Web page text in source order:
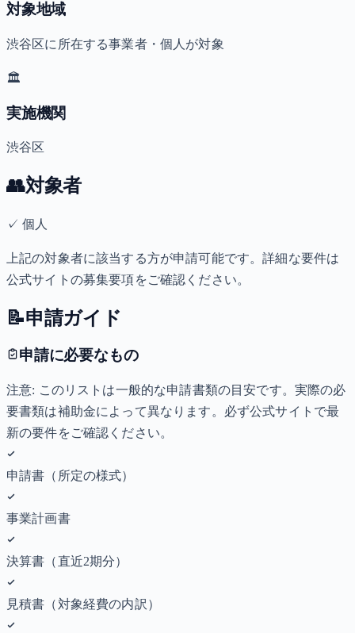
対象地域
渋谷区に所在する事業者・個人が対象
🏛️
実施機関
渋谷区
👥対象者
✓個人
上記の対象者に該当する方が申請可能です。詳細な要件は
公式サイトの募集要項をご確認ください。
📝申請ガイド
申請に必要なもの
注意: このリストは一般的な申請書類の目安です。実際の必
要書類は補助金によって異なります。必ず公式サイトで最
新の要件をご確認ください。
申請書（所定の様式）
事業計画書
決算書（直近2期分）
見積書（対象経費の内訳）